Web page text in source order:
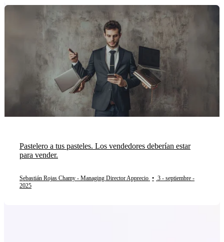
Pastelero a tus pasteles. Los vendedores deberían estar
para vender.
Sebastián Rojas Chamy - Managing Director Apprecio • 3 - septiembre -
2025